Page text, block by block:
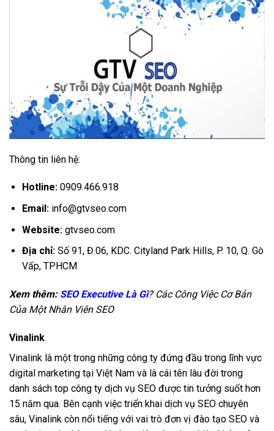
Thông tin liên hệ:
Hotline:0909.466.918
Email: info@gtvseo.com
Website:gtvseo.com
Địa chỉ:Số 91, Đ.06, KDC. Cityland Park Hills, P. 10, Q. Gò
Vấp, TPHCM
Xem thêm: SEO Executive Là Gì? Các Công Việc Cơ Bản
Của Một Nhân Viên SEO
Vinalink
Vinalink là một trong những công ty đứng đầu trong lĩnh vực
digital marketing tại Việt Nam và là cái tên lâu đời trong
danh sách top công ty dịch vụ SEO được tin tưởng suốt hơn
15 năm qua. Bên cạnh việc triển khai dịch vụ SEO chuyên
sâu, Vinalink còn nổi tiếng với vai trò đơn vị đào tạo SEO và